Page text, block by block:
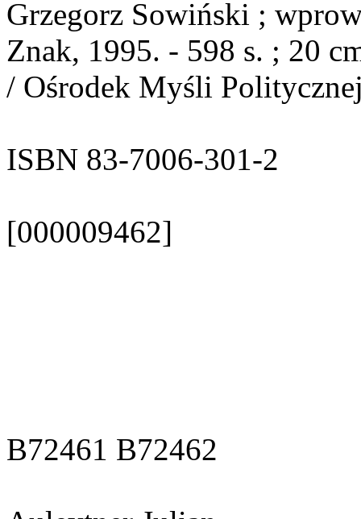
Grzegorz Sowiński ;
Znak, 1995. - 598 s. ; 20
/ Ośrodek Myśli
ISBN 83-7006-301-2
[000009462]
B72461 B72462